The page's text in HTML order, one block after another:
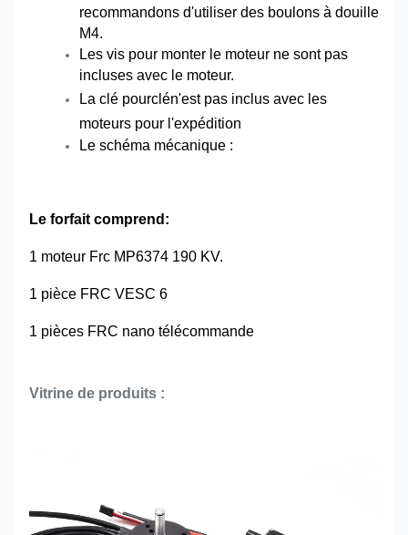
recommandons d'utiliser des boulons à douille
M4.
Les vis pour monter le moteur ne sont pas
incluses avec le moteur.
La clé pourclén'est pas inclus avec les
moteurs pour l'expédition
Le schéma mécanique :
Le forfait comprend:
1 moteur Frc MP6374 190 KV.
1 pièce FRC VESC 6
1 pièces FRC nano télécommande
Vitrine de produits :